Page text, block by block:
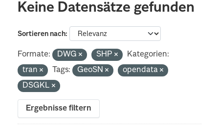
Keine Datensätze gefunden
Sortieren nach
Formate: DWG SHP
Kategorien:
tran
Tags: GeoSN
opendata
DSGKL
Ergebnisse filtern